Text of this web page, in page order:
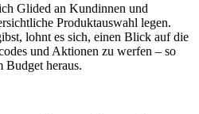
Glided an Kundinnen und
Produktauswahl legen.
lohnt es sich, einen Blick auf die
und Aktionen zu werfen – so
Budget heraus.